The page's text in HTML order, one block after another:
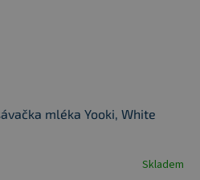
mléka Yooki, White
Skladem